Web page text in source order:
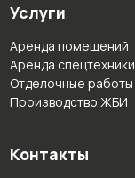
Услуги
Аренда помещений
Аренда спецтехники
Отделочные работы
Производство ЖБИ
Контакты